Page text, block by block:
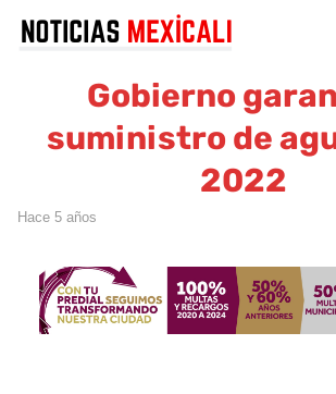
Gobierno
suministro de
2022
hace 5 años